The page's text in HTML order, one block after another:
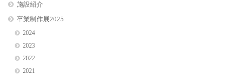
施設紹介
卒業制作展2025
2024
2023
2022
2021